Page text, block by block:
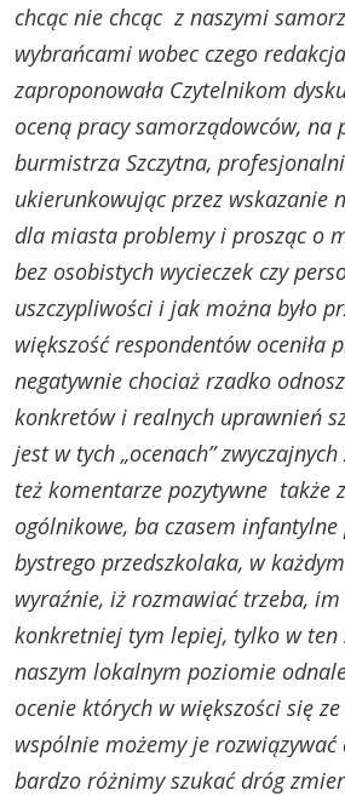
chcąc nie chcąc z naszymi
wybrańcami wobec czego
zaproponowała Czytelnikom
oceną pracy samorządowców, na
burmistrza Szczytna,
ukierunkowując przez wskazanie
dla miasta problemy i prosząc o
bez osobistych wycieczek czy
uszczypliwości i jak można było
większość respondentów oceniła
negatywnie chociaż rzadko
konkretów i realnych uprawnień
jest w tych „ocenach”
też komentarze pozytywne także
ogólnikowe, ba czasem
bystrego przedszkolaka, w
wyraźnie, iż rozmawiać trzeba, im
konkretniej tym lepiej, tylko w ten
naszym lokalnym poziomie
ocenie których w większości się
wspólnie możemy je
bardzo różnimy szukać dróg